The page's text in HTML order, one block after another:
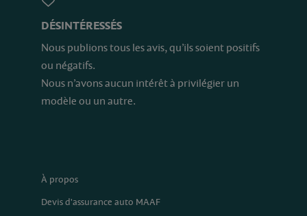
DÉSINTÉRESSÉS
Nous publions tous les avis, qu’ils soient positifs
ou négatifs.
Nous n’avons aucun intérêt à privilégier un
modèle ou un autre.
À propos
Devis d'assurance auto MAAF